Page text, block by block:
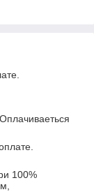
100%